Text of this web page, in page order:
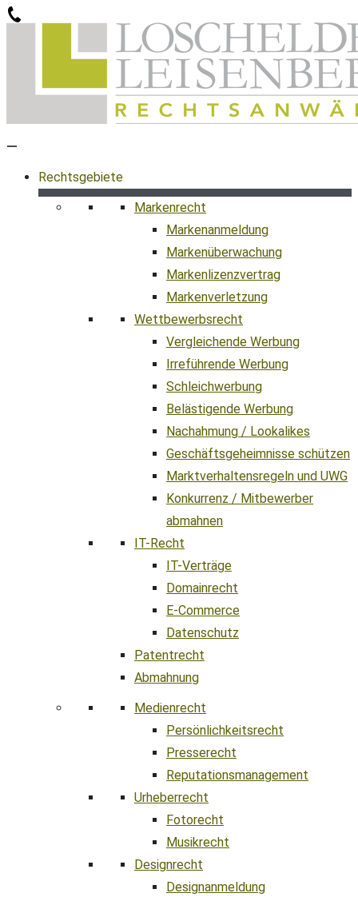
Zum
Rechtsgebiete
Markenrecht
Markenanmeldung
Markenüberwachung
Markenlizenzvertrag
Markenverletzung
Wettbewerbsrecht
Vergleichende Werbung
Irreführende Werbung
Schleichwerbung
Belästigende Werbung
Nachahmung / Lookalikes
Geschäftsgeheimnisse schützen
Marktverhaltensregeln und UWG
Konkurrenz / Mitbewerber
abmahnen
IT-Recht
IT-Verträge
Domainrecht
E-Commerce
Datenschutz
Patentrecht
Abmahnung
Medienrecht
Persönlichkeitsrecht
Presserecht
Reputationsmanagement
Urheberrecht
Fotorecht
Musikrecht
Designrecht
Designanmeldung